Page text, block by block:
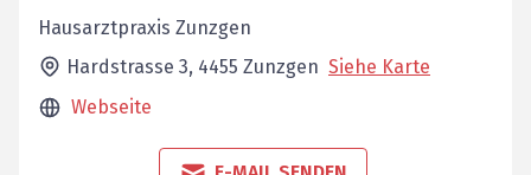
Hausarztpraxis Zunzgen
Hardstrasse 3, 4455 Zunzgen Siehe Karte
Webseite